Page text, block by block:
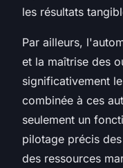
les résultats
Par ailleurs,
et la maîtrise des
significativement
combinée à ces
seulement un
pilotage précis
des ressources